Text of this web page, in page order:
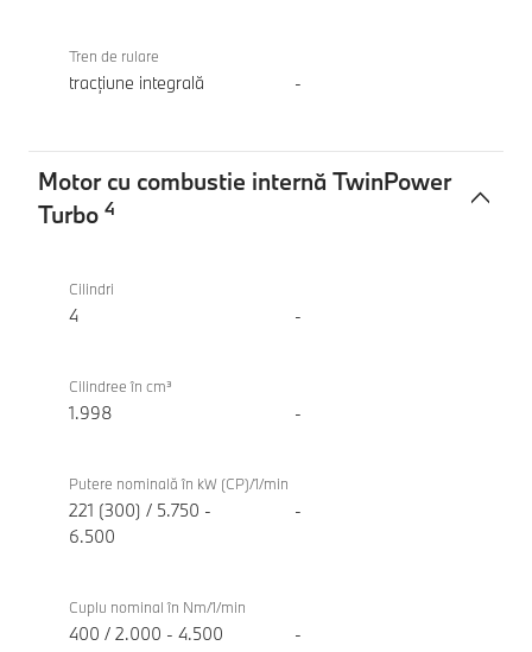
Tren de rulare
tracțiune integrală -
Motor cu combustie internă TwinPower
Turbo 4
combustie
Turbo
M235
xDrive
Cilindri
4 -
Cilindree în cm³
1.998 -
Putere nominală în kW (CP)/1/min
221 (300) / 5.750 -
6.500
-
Cuplu nominal în Nm/1/min
400 / 2.000 - 4.500 -